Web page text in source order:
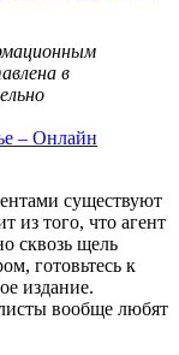
в
– Онлайн
существуют
из того, что агент
сквозь щель
готовьтесь к
издание.
вообще любят